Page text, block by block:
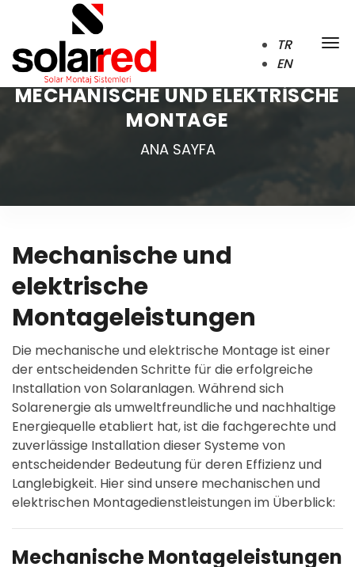
TR
EN
MECHANISCHE UND ELEKTRISCHE
MONTAGE
ANA SAYFA
Mechanische und
elektrische
Montageleistungen
Die mechanische und elektrische Montage ist einer
der entscheidenden Schritte für die erfolgreiche
Installation von Solaranlagen. Während sich
Solarenergie als umweltfreundliche und nachhaltige
Energiequelle etabliert hat, ist die fachgerechte und
zuverlässige Installation dieser Systeme von
entscheidender Bedeutung für deren Effizienz und
Langlebigkeit. Hier sind unsere mechanischen und
elektrischen Montagedienstleistungen im Überblick:
Mechanische Montageleistungen